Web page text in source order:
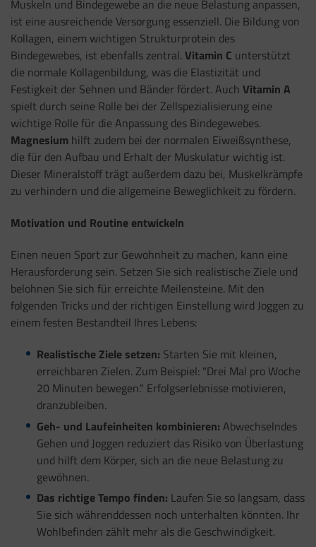
Muskeln und Bindegewebe an die neue Belastung anpassen,
ist eine ausreichende Versorgung essenziell. Die Bildung von
Kollagen, einem wichtigen Strukturprotein des
Bindegewebes, ist ebenfalls zentral. Vitamin C unterstützt
die normale Kollagenbildung, was die Elastizität und
Festigkeit der Sehnen und Bänder fördert. Auch Vitamin A
spielt durch seine Rolle bei der Zellspezialisierung eine
wichtige Rolle für die Anpassung des Bindegewebes.
Magnesium hilft zudem bei der normalen Eiweißsynthese,
die für den Aufbau und Erhalt der Muskulatur wichtig ist.
Dieser Mineralstoff trägt außerdem dazu bei, Muskelkrämpfe
zu verhindern und die allgemeine Beweglichkeit zu fördern.
Motivation und Routine entwickeln
Einen neuen Sport zur Gewohnheit zu machen, kann eine
Herausforderung sein. Setzen Sie sich realistische Ziele und
belohnen Sie sich für erreichte Meilensteine. Mit den
folgenden Tricks und der richtigen Einstellung wird Joggen zu
einem festen Bestandteil Ihres Lebens:
Realistische Ziele setzen: Starten Sie mit kleinen,
erreichbaren Zielen. Zum Beispiel: "Drei Mal pro Woche
20 Minuten bewegen." Erfolgserlebnisse motivieren,
dranzubleiben.
Geh- und Laufeinheiten kombinieren: Abwechselndes
Gehen und Joggen reduziert das Risiko von Überlastung
und hilft dem Körper, sich an die neue Belastung zu
gewöhnen.
Das richtige Tempo finden: Laufen Sie so langsam, dass
Sie sich währenddessen noch unterhalten könnten. Ihr
Wohlbefinden zählt mehr als die Geschwindigkeit.